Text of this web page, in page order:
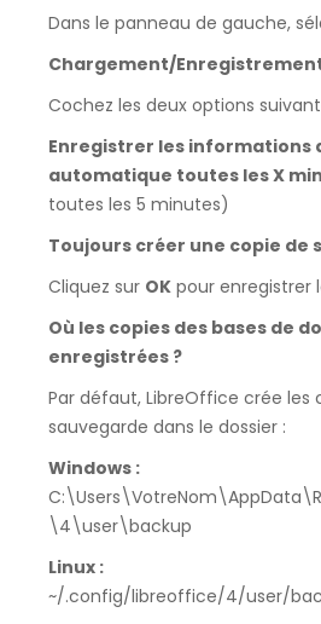
Dans le panneau de gauche,
Chargement/
Cochez les deux options
Enregistrer les informations
automatique toutes les X
toutes les 5 minutes)
Toujours créer une copie de
Cliquez sur OK pour enregistrer
Où les copies des bases de
enregistrées ?
Par défaut, LibreOffice crée les
sauvegarde dans le dossier :
Windows :
\4\user\backup
Linux :
~/.config/libreoffice/4/user/